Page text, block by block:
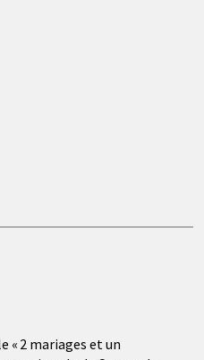
« 2 mariages et un